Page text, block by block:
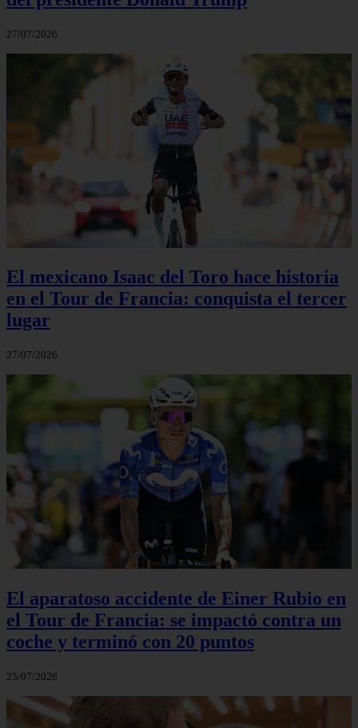
27/07/2026
El mexicano Isaac del Toro hace historia
en el Tour de Francia: conquista el tercer
lugar
27/07/2026
El aparatoso accidente de Einer Rubio en
el Tour de Francia: se impactó contra un
coche y terminó con 20 puntos
25/07/2026